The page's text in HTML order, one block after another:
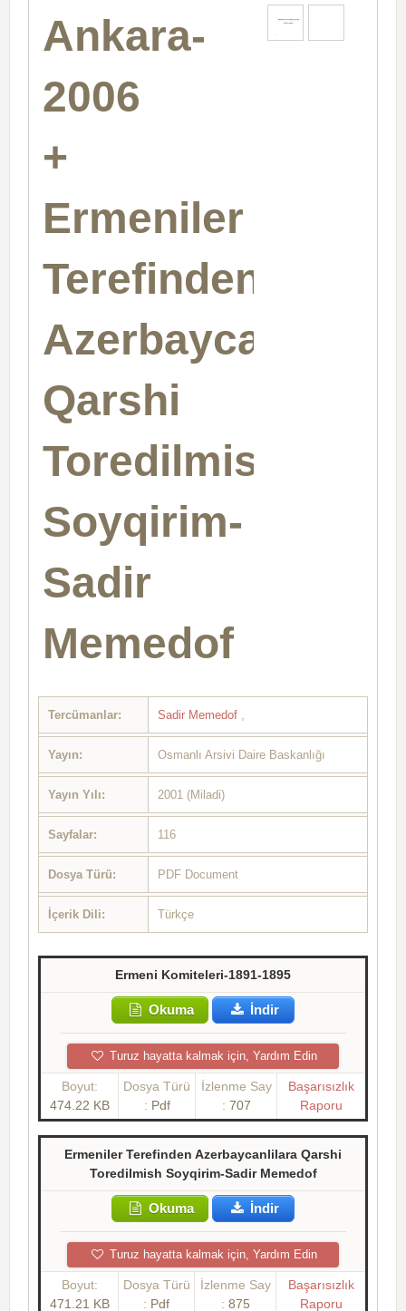
Ankara-
2006
+
Ermeniler
Terefinden
Azerbaycanlilara
Qarshi
Toredilmish
Soyqirim-
Sadir
Memedof
Tercümanlar: Sadir Memedof
Yayın: Osmanlı Arsivi Daire Baskanlığı
Yayın Yılı: 2001 (Miladi)
Sayfalar: 116
Dosya Türü: PDF Document
İçerik Dili: Türkçe
Ermeni Komiteleri-1891-1895
Okuma İndir
Turuz hayatta kalmak için, Yardım Edin
Boyut:
474.22 KB
Dosya Türü
: Pdf
İzlenme Say
: 707
Başarısızlık
Raporu
Ermeniler Terefinden Azerbaycanlilara Qarshi
Toredilmish Soyqirim-Sadir Memedof
Okuma İndir
Turuz hayatta kalmak için, Yardım Edin
Boyut:
471.21 KB
Dosya Türü
: Pdf
İzlenme Say
: 875
Başarısızlık
Raporu